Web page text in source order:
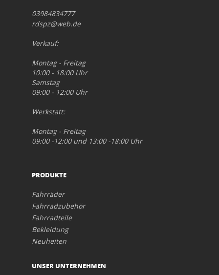
03984834777
rdspz@web.de
Verkauf:
Montag - Freitag
10:00 - 18:00 Uhr
Samstag
09:00 - 12:00 Uhr
Werkstatt:
Montag - Freitag
09:00 -12:00 und 13:00 -18:00 Uhr
PRODUKTE
Fahrräder
Fahrradzubehör
Fahrradteile
Bekleidung
Neuheiten
UNSER UNTERNEHMEN